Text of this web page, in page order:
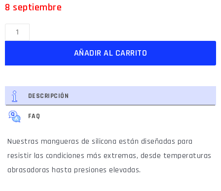
8 septiembre
AÑADIR AL CARRITO
DESCRIPCIÓN
FAQ
Nuestras mangueras de silicona están diseñadas para
resistir las condiciones más extremas, desde temperaturas
abrasadoras hasta presiones elevadas.